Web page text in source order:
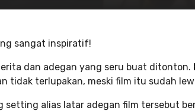
sangat inspiratif!
dan adegan yang seru buat ditonton.
tidak terlupakan, meski film itu sudah
setting alias latar adegan film tersebut